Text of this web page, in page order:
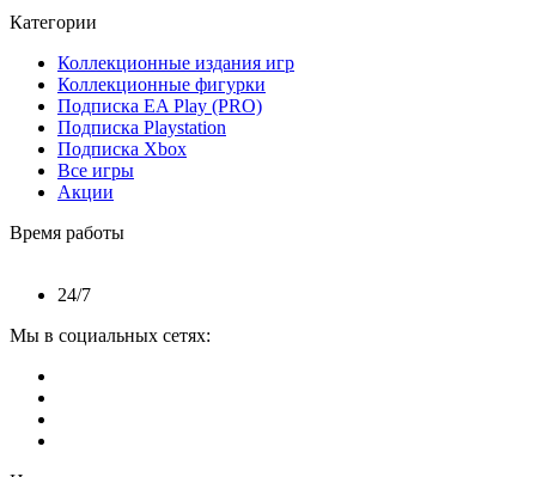
Категории
Коллекционные издания игр
Коллекционные фигурки
Подписка EA Play (PRO)
Подписка Playstation
Подписка Xbox
Все игры
Акции
Время работы
24/7
Мы в социальных сетях: